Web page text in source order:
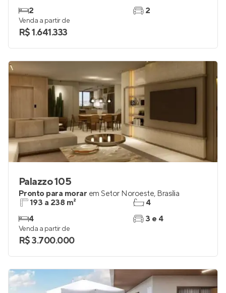
2
2
Venda a partir de
R$ 1.641.333
Palazzo 105
Pronto para morar em Setor Noroeste, Brasília
193 a 238 m²
4
4
3 e 4
Venda a partir de
R$ 3.700.000